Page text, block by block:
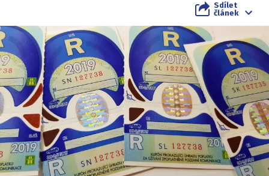
Sdílet
článek